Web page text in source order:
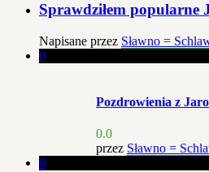
Sprawdziłem popularne
Napisane przez Sławno =
0
Pozdrowienia z
0.0
przez Sławno =
0